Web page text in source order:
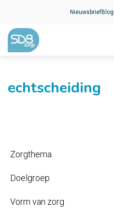
NieuwsbriefBlog
echtscheiding
Zorgthema
Doelgroep
Vorm van zorg